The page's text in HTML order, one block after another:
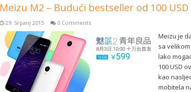
Meizu M2 – Budući bestseller od 100 USD
29. Srpanj 2015 0 Comments
Meizu je
sa
lako
100 USD
kao
mobitela